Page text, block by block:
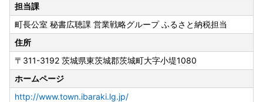
担当課
町長公室 秘書広聴課 営業戦略グループ ふるさと納税担当
住所
〒311-3192 茨城県東茨城郡茨城町大字小堤1080
ホームページ
http://www.town.ibaraki.lg.jp/